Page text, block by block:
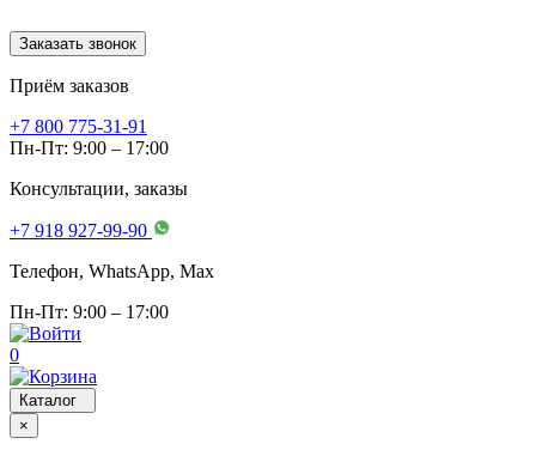
Заказать звонок
Приём заказов
+7 800 775-31-91
Пн-Пт: 9:00 – 17:00
Консультации, заказы
+7 918 927-99-90
Телефон, WhatsApp, Мах
Пн-Пт: 9:00 – 17:00
0
Каталог
×